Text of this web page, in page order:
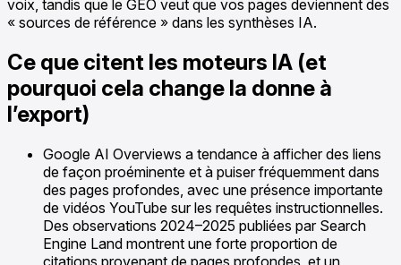
voix, tandis que le GEO veut que vos pages deviennent des
« sources de référence » dans les synthèses IA.
Ce que citent les moteurs IA (et
pourquoi cela change la donne à
l’export)
Google AI Overviews a tendance à afficher des liens
de façon proéminente et à puiser fréquemment dans
des pages profondes, avec une présence importante
de vidéos YouTube sur les requêtes instructionnelles.
Des observations 2024–2025 publiées par Search
Engine Land montrent une forte proportion de